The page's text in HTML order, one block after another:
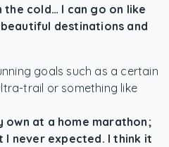
cold… I can go on like
destinations and
goals such as a certain
trail or something like
own at a home marathon;
I never expected. I think it